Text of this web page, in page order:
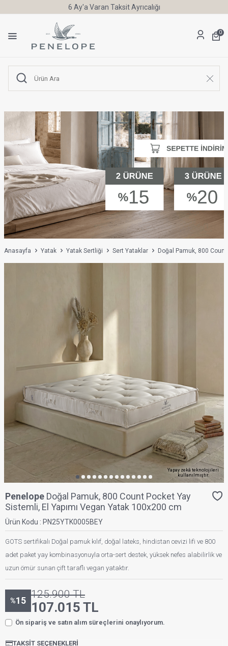
6 Ay'a Varan Taksit Ayrıcalığı
0
Anasayfa Yatak Yatak Sertliği Sert Yataklar Doğal Pamuk, 800
Yapay zekâ teknolojileri
kullanılmıştır.
Penelope Doğal Pamuk, 800 Count Pocket Yay
Sistemli, El Yapımı Vegan Yatak 100x200 cm
Ürün Kodu : PN25YTK0005BEY
GOTS sertifikalı Doğal pamuk kılıf, doğal lateks, hindistan cevizi lifi ve 800
adet paket yay kombinasyonuyla orta-sert destek, yüksek nefes alabilirlik ve
uzun ömür sunan çift taraflı vegan yataktır.
%15
125.900TL
107.015 TL
Ön sipariş ve satın alım süreçlerini onaylıyorum.
TAKSIT SEÇENEKLERI